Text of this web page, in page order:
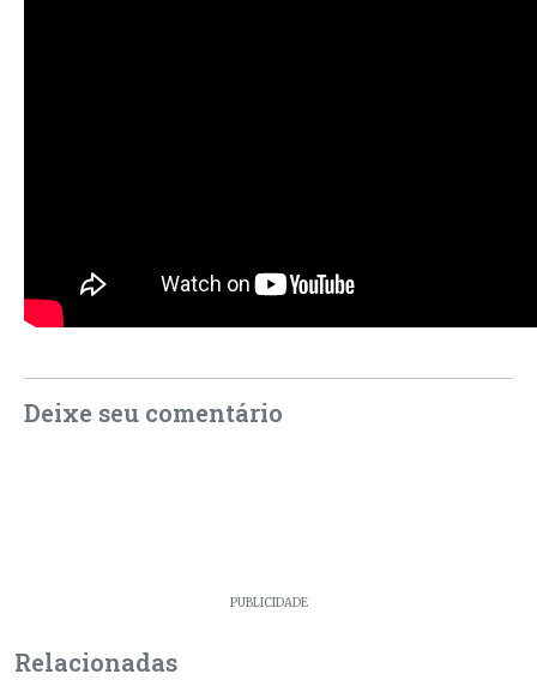
Deixe seu comentário
PUBLICIDADE
Relacionadas